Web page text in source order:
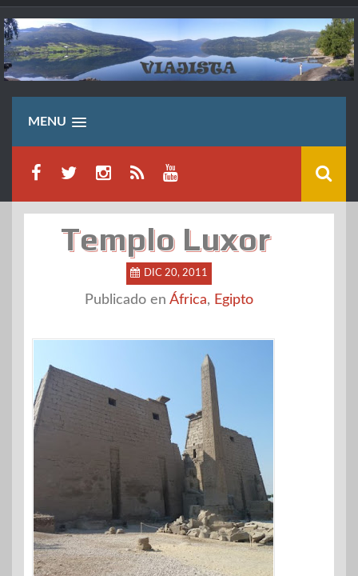
Saltar
al
contenido
MENU
Templo Luxor
DIC 20, 2011
Publicado en África, Egipto